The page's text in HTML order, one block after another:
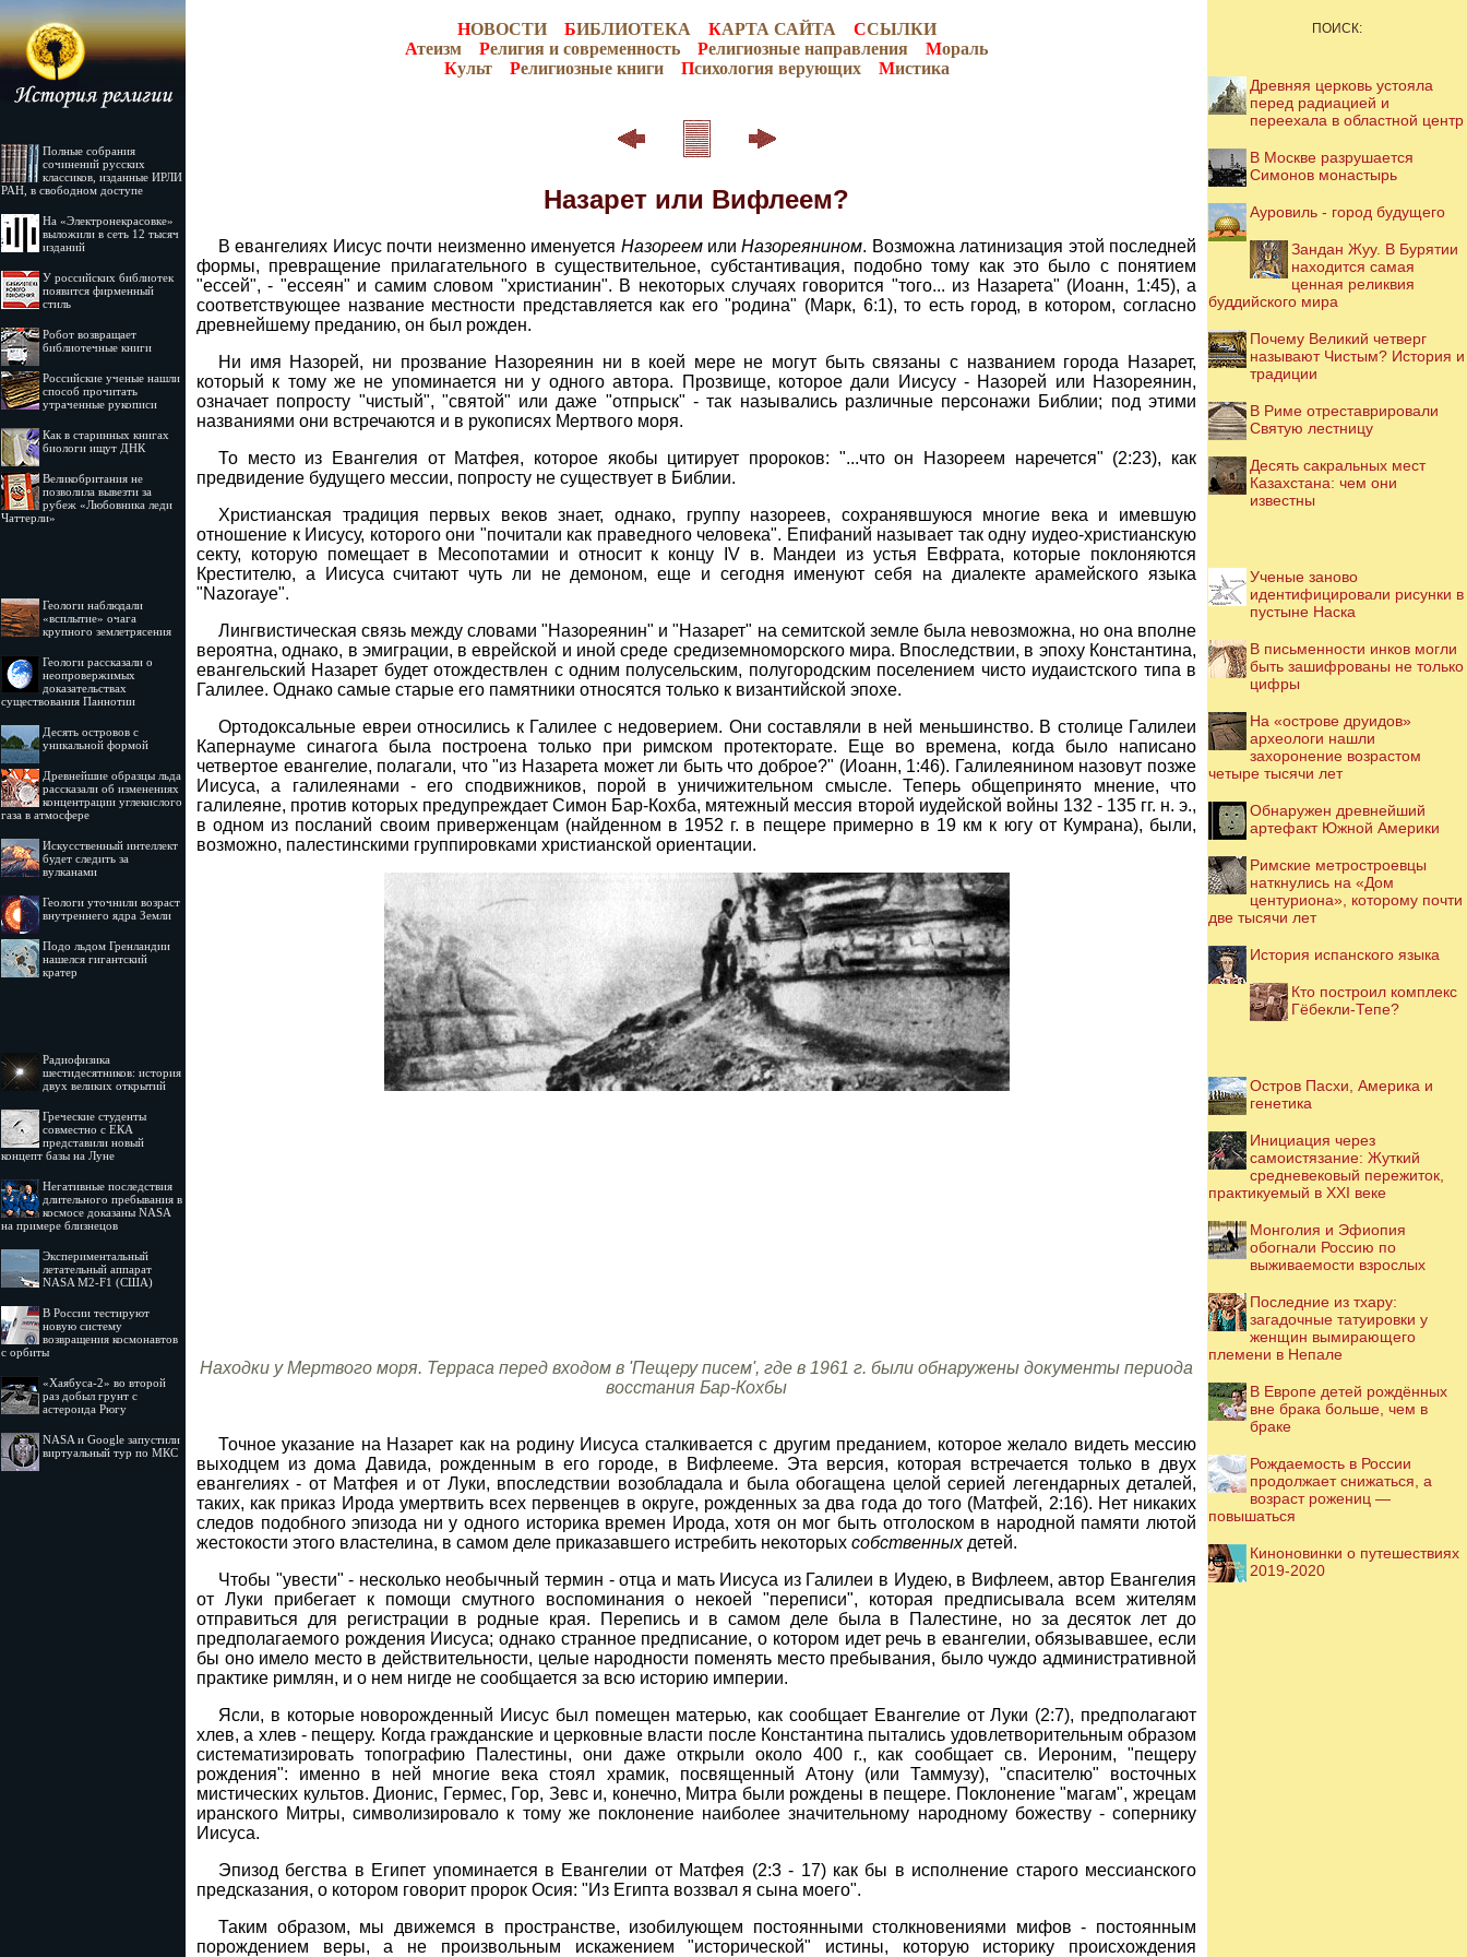
Полные собрания
сочинений русских
классиков, изданные ИРЛИ
РАН, в свободном доступе
На «Электронекрасовке»
выложили в сеть 12 тысяч
изданий
У российских библиотек
появится фирменный
стиль
Робот возвращает
библиотечные книги
Российские ученые нашли
способ прочитать
утраченные рукописи
Как в старинных книгах
биологи ищут ДНК
Великобритания не
позволила вывезти за
рубеж «Любовника леди
Чаттерли»
Геологи наблюдали
«всплытие» очага
крупного землетрясения
Геологи рассказали о
неопровержимых
доказательствах
существования Паннотии
Десять островов c
уникальной формой
Древнейшие образцы льда
рассказали об изменениях
концентрации углекислого
газа в атмосфере
Искусственный интеллект
будет следить за
вулканами
Геологи уточнили возраст
внутреннего ядра Земли
Подо льдом Гренландии
нашелся гигантский
кратер
Радиофизика
шестидесятников: история
двух великих открытий
Греческие студенты
совместно с ЕКА
представили новый
концепт базы на Луне
Негативные последствия
длительного пребывания в
космосе доказаны NASA
на примере близнецов
Экспериментальный
летательный аппарат
NASA M2-F1 (США)
В России тестируют
новую систему
возвращения космонавтов
с орбиты
«Хаябуса-2» во второй
раз добыл грунт с
астероида Рюгу
NASA и Google запустили
виртуальный тур по МКС
НОВОСТИ БИБЛИОТЕКА КАРТА САЙТА ССЫЛКИ
Атеизм Религия и современность Религиозные направления Мораль
Культ Религиозные книги Психология верующих Мистика
Назарет или Вифлеем?
В евангелиях Иисус почти неизменно именуется НазореемилиНазореянином. Возможна латинизация этой последней
формы, превращение прилагательного в существительное, субстантивация, подобно тому как это было с понятием
"ессей", - "ессеян" и самим словом "христианин". В некоторых случаях говорится "того... из Назарета" (Иоанн, 1:45), а
соответствующее название местности представляется как его "родина" (Марк, 6:1), то есть город, в котором, согласно
древнейшему преданию, он был рожден.
Ни имя Назорей, ни прозвание Назореянин ни в коей мере не могут быть связаны с названием города Назарет,
который к тому же не упоминается ни у одного автора. Прозвище, которое дали Иисусу - Назорей или Назореянин,
означает попросту "чистый", "святой" или даже "отпрыск" - так назывались различные персонажи Библии; под этими
названиями они встречаются и в рукописях Мертвого моря.
То место из Евангелия от Матфея, которое якобы цитирует пророков: "...что он Назореем наречется" (2:23), как
предвидение будущего мессии, попросту не существует в Библии.
Христианская традиция первых веков знает, однако, группу назореев, сохранявшуюся многие века и имевшую
отношение к Иисусу, которого они "почитали как праведного человека". Епифаний называет так одну иудео-христианскую
секту, которую помещает в Месопотамии и относит к концу IV в. Мандеи из устья Евфрата, которые поклоняются
Крестителю, а Иисуса считают чуть ли не демоном, еще и сегодня именуют себя на диалекте арамейского языка
"Nazoraye".
Лингвистическая связь между словами "Назореянин" и "Назарет" на семитской земле была невозможна, но она вполне
вероятна, однако, в эмиграции, в еврейской и иной среде средиземноморского мира. Впоследствии, в эпоху Константина,
евангельский Назарет будет отождествлен с одним полусельским, полугородским поселением чисто иудаистского типа в
Галилее. Однако самые старые его памятники относятся только к византийской эпохе.
Ортодоксальные евреи относились к Галилее с недоверием. Они составляли в ней меньшинство. В столице Галилеи
Капернауме синагога была построена только при римском протекторате. Еще во времена, когда было написано
четвертое евангелие, полагали, что "из Назарета может ли быть что доброе?" (Иоанн, 1:46). Галилеянином назовут позже
Иисуса, а галилеянами - его сподвижников, порой в уничижительном смысле. Теперь общепринято мнение, что
галилеяне, против которых предупреждает Симон Бар-Кохба, мятежный мессия второй иудейской войны 132 - 135 гг. н. э.,
в одном из посланий своим приверженцам (найденном в 1952 г. в пещере примерно в 19 км к югу от Кумрана), были,
возможно, палестинскими группировками христианской ориентации.
Находки у Мертвого моря. Терраса перед входом в 'Пещеру писем', где в 1961 г. были обнаружены документы периода
восстания Бар-Кохбы
Точное указание на Назарет как на родину Иисуса сталкивается с другим преданием, которое желало видеть мессию
выходцем из дома Давида, рожденным в его городе, в Вифлееме. Эта версия, которая встречается только в двух
евангелиях - от Матфея и от Луки, впоследствии возобладала и была обогащена целой серией легендарных деталей,
таких, как приказ Ирода умертвить всех первенцев в округе, рожденных за два года до того (Матфей, 2:16). Нет никаких
следов подобного эпизода ни у одного историка времен Ирода, хотя он мог быть отголоском в народной памяти лютой
жестокости этого властелина, в самом деле приказавшего истребить некоторых собственныхдетей.
Чтобы "увести" - несколько необычный термин - отца и мать Иисуса из Галилеи в Иудею, в Вифлеем, автор Евангелия
от Луки прибегает к помощи смутного воспоминания о некоей "переписи", которая предписывала всем жителям
отправиться для регистрации в родные края. Перепись и в самом деле была в Палестине, но за десяток лет до
предполагаемого рождения Иисуса; однако странное предписание, о котором идет речь в евангелии, обязывавшее, если
бы оно имело место в действительности, целые народности поменять место пребывания, было чуждо административной
практике римлян, и о нем нигде не сообщается за всю историю империи.
Ясли, в которые новорожденный Иисус был помещен матерью, как сообщает Евангелие от Луки (2:7), предполагают
хлев, а хлев - пещеру. Когда гражданские и церковные власти после Константина пытались удовлетворительным образом
систематизировать топографию Палестины, они даже открыли около 400 г., как сообщает св. Иероним, "пещеру
рождения": именно в ней многие века стоял храмик, посвященный Атону (или Таммузу), "спасителю" восточных
мистических культов. Дионис, Гермес, Гор, Зевс и, конечно, Митра были рождены в пещере. Поклонение "магам", жрецам
иранского Митры, символизировало к тому же поклонение наиболее значительному народному божеству - сопернику
Иисуса.
Эпизод бегства в Египет упоминается в Евангелии от Матфея (2:3 - 17) как бы в исполнение старого мессианского
предсказания, о котором говорит пророк Осия: "Из Египта воззвал я сына моего".
Таким образом, мы движемся в пространстве, изобилующем постоянными столкновениями мифов - постоянным
порождением веры, а не произвольным искажением "исторической" истины, которую историку происхождения
ПОИСК:
Древняя церковь устояла
перед радиацией и
переехала в областной центр
В Москве разрушается
Симонов монастырь
Ауровиль - город будущего
Зандан Жуу. В Бурятии
находится самая
ценная реликвия
буддийского мира
Почему Великий четверг
называют Чистым? История и
традиции
В Риме отреставрировали
Святую лестницу
Десять сакральных мест
Казахстана: чем они
известны
Ученые заново
идентифицировали рисунки в
пустыне Наска
В письменности инков могли
быть зашифрованы не только
цифры
На «острове друидов»
археологи нашли
захоронение возрастом
четыре тысячи лет
Обнаружен древнейший
артефакт Южной Америки
Римские метростроевцы
наткнулись на «Дом
центуриона», которому почти
две тысячи лет
История испанского языка
Кто построил комплекс
Гёбекли-Тепе?
Остров Пасхи, Америка и
генетика
Инициация через
самоистязание: Жуткий
средневековый пережиток,
практикуемый в XXI веке
Монголия и Эфиопия
обогнали Россию по
выживаемости взрослых
Последние из тхару:
загадочные татуировки у
женщин вымирающего
племени в Непале
В Европе детей рождённых
вне брака больше, чем в
браке
Рождаемость в России
продолжает снижаться, а
возраст рожениц —
повышаться
Киноновинки о путешествиях
2019-2020